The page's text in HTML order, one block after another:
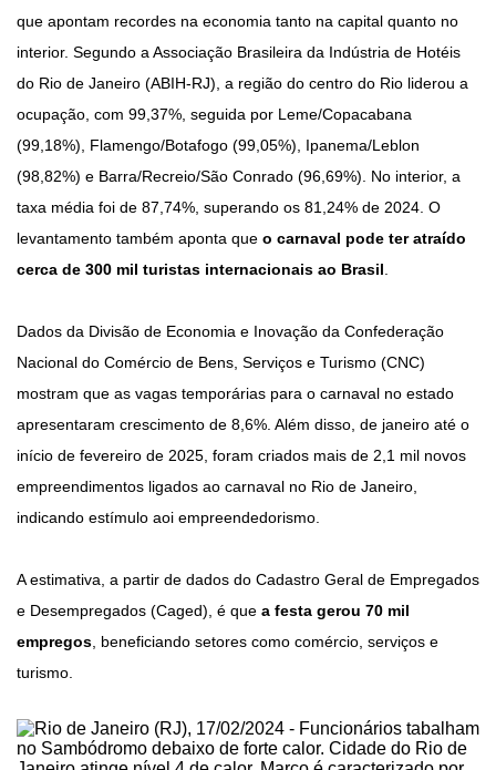
que apontam recordes na economia tanto na capital quanto no
interior. Segundo a Associação Brasileira da Indústria de Hotéis
do Rio de Janeiro (ABIH-RJ), a região do centro do Rio liderou a
ocupação, com 99,37%, seguida por Leme/Copacabana
(99,18%), Flamengo/Botafogo (99,05%), Ipanema/Leblon
(98,82%) e Barra/Recreio/São Conrado (96,69%). No interior, a
taxa média foi de 87,74%, superando os 81,24% de 2024. O
levantamento também aponta que o carnaval pode ter atraído
cerca de 300 mil turistas internacionais ao Brasil.
Dados da Divisão de Economia e Inovação da Confederação
Nacional do Comércio de Bens, Serviços e Turismo (CNC)
mostram que as vagas temporárias para o carnaval no estado
apresentaram crescimento de 8,6%. Além disso, de janeiro até o
início de fevereiro de 2025, foram criados mais de 2,1 mil novos
empreendimentos ligados ao carnaval no Rio de Janeiro,
indicando estímulo aoi empreendedorismo.
A estimativa, a partir de dados do Cadastro Geral de Empregados
e Desempregados (Caged), é que a festa gerou 70 mil
empregos, beneficiando setores como comércio, serviços e
turismo.